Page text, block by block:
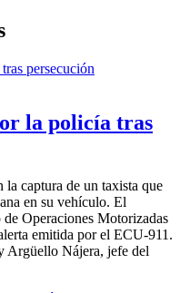
la policía tras
captura de un taxista que
en su vehículo. El
Operaciones Motorizadas
emitida por el ECU-911.
Argüello Nájera, jefe del